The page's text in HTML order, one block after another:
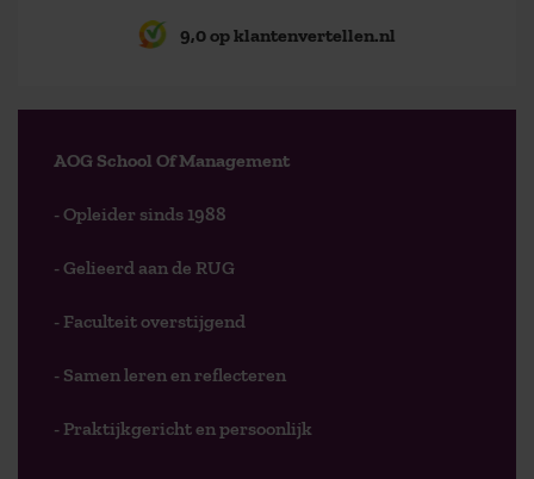
9,0 op klantenvertellen.nl
AOG School Of Management
- Opleider sinds 1988
- Gelieerd aan de RUG
- Faculteit overstijgend
- Samen leren en reflecteren
- Praktijkgericht en persoonlijk